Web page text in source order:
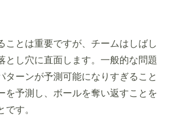
ことは重要ですが、チームはしばし
とし穴に直面します。一般的な問題
ターンが予測可能になりすぎること
を予測し、ボールを奪い返すことを
す。